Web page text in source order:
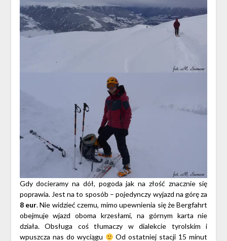
Gdy docieramy na dół, pogoda jak na złość znacznie się
poprawia. Jest na to sposób – pojedynczy wyjazd na górę za
8 eur. Nie widzieć czemu, mimo upewnienia się że Bergfahrt
obejmuje wjazd oboma krzesłami, na górnym karta nie
działa. Obsługa coś tłumaczy w dialekcie tyrolskim i
wpuszcza nas do wyciągu
Od ostatniej stacji 15 minut